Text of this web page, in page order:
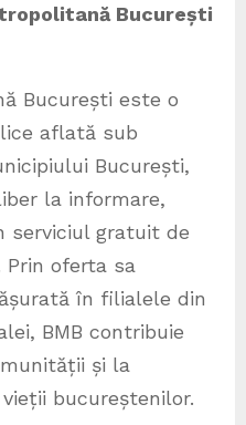
București
București este o
aflată sub
București,
la informare,
serviciul gratuit de
oferta sa
în filialele din
BMB contribuie
și la
bucureștenilor.